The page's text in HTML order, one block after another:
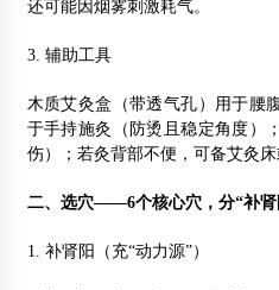
还可能因烟雾刺激耗气。
3. 辅助工具
木质艾灸盒（带透气孔）用于腰
于手持施灸（防烫且稳定角度）
伤）；若灸背部不便，可备艾灸床
二、选穴——6个核心穴，分“补肾
1. 补肾阳（充“动力源”）